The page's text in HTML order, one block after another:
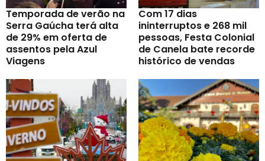
Temporada de verão na
Serra Gaúcha terá alta
de 29% em oferta de
assentos pela Azul
Viagens
Com 17 dias
ininterruptos e 268 mil
pessoas, Festa Colonial
de Canela bate recorde
histórico de vendas